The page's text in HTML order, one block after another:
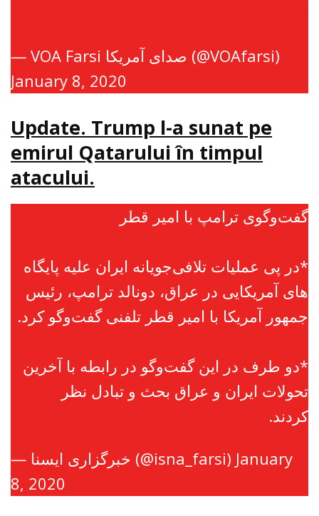
— VOA Farsi صدای آمریکا (@VOAfarsi)
January 8, 2020
Update. Trump l-a sunat pe
emirul Qatarului în timpul
atacului.
گفت‌وگوی ترامپ با امیر قطر
*در پی عملیات تلافی‌جویانه ایران علیه پایگاه
های آمریکایی در عراق، دونالد ترامپ، رئیس
جمهور آمریکا با امیر قطر تلفنی گفت‌وگو کرد.
*دو طرف در این گفت‌وگو در رابطه با آخرین
تحولات ایران و عراق بحث و تبادل نظر
کردند.
— خبرگزاری ایسنا (@isna_farsi) January
8, 2020